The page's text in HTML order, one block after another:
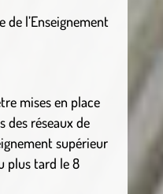
de l’Enseignement
mises en place
des réseaux de
supérieur
plus tard le 8